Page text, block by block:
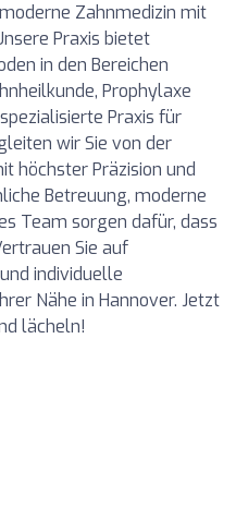
Zahnmedizin mit
Praxis bietet
in den Bereichen
Prophylaxe
Praxis für
wir Sie von der
höchster Präzision und
Betreuung, moderne
Team sorgen dafür, dass
Sie auf
individuelle
Nähe in Hannover. Jetzt
lächeln!